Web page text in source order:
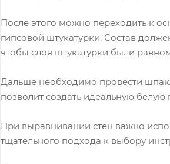
После этого можно переходить к
гипсовой штукатурки. Состав
чтобы слоя штукатурки были
Дальше необходимо провести
позволит создать идеальную
При выравнивании стен важно
тщательного подхода к выбору